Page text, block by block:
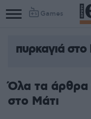
Games
πυρκαγιά στο
Όλα τα άρθρα
στο Μάτι